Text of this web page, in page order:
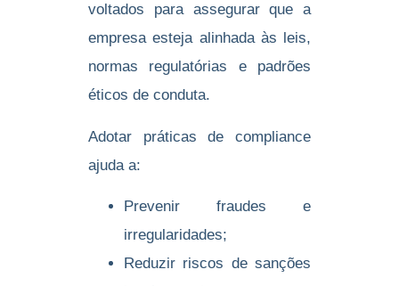
voltados para assegurar que a
empresa esteja alinhada às leis,
normas regulatórias e padrões
éticos de conduta.
Adotar práticas de compliance
ajuda a:
Prevenir fraudes e
irregularidades;
Reduzir riscos de sanções